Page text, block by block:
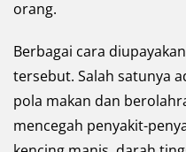
orang.
Berbagai cara
tersebut. Salah satunya
pola makan dan
mencegah penyakit-